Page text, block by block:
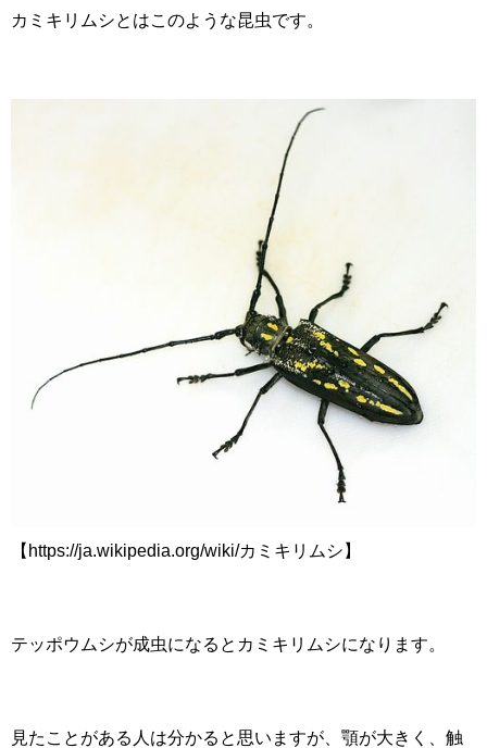
カミキリムシとはこのような昆虫です。
【https://ja.wikipedia.org/wiki/カミキリムシ】
テッポウムシが成虫になるとカミキリムシになります。
見たことがある人は分かると思いますが、顎が大きく、触